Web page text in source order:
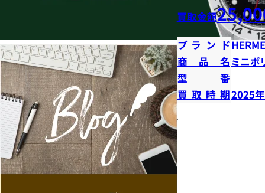
買取金額
ブランド
商品名 ミニボ
型番
買取時期2025